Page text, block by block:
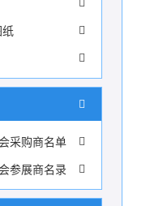
纸
采购商名单
参展商名录